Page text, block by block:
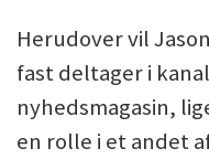
Herudover vil
fast deltager i
nyhedsmagasin,
en rolle i et andet